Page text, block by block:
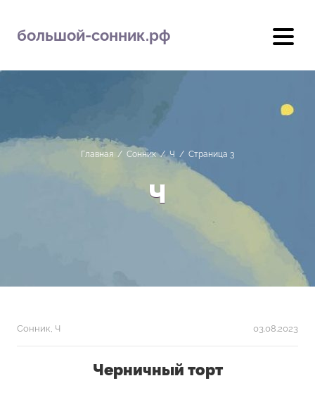
большой-сонник.рф
Главная / Сонник/Ч / Страница 3
Ч
Сонник, Ч 03.08.2023
Черничный торт